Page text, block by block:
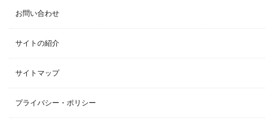
お問い合わせ
サイトの紹介
サイトマップ
プライバシー・ポリシー